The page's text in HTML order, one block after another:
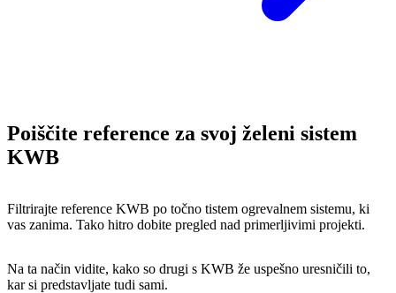
Poiščite reference za svoj želeni sistem
KWB
Filtrirajte reference KWB po točno tistem ogrevalnem sistemu, ki
vas zanima. Tako hitro dobite pregled nad primerljivimi projekti.
Na ta način vidite, kako so drugi s KWB že uspešno uresničili to,
kar si predstavljate tudi sami.